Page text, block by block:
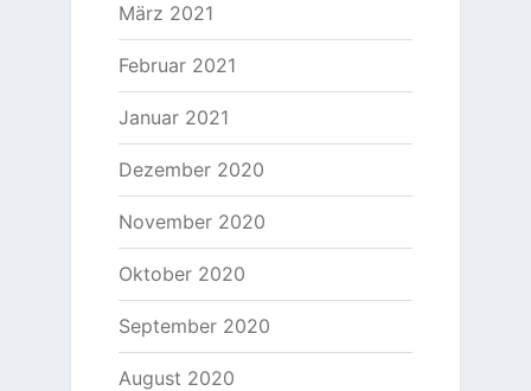
März 2021
Februar 2021
Januar 2021
Dezember 2020
November 2020
Oktober 2020
September 2020
August 2020